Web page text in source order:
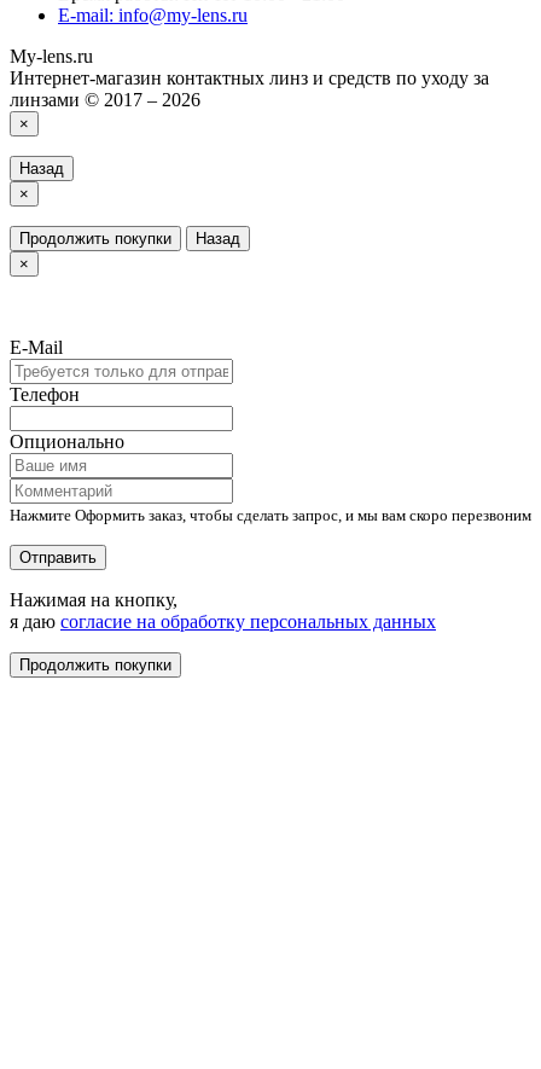
E-mail: info@my-lens.ru
My-lens.ru
Интернет-магазин контактных линз и средств по уходу за
линзами © 2017 – 2026
×
Назад
×
Продолжить покупки
Назад
×
E-Mail
Телефон
Опционально
Нажмите Оформить заказ, чтобы сделать запрос, и мы вам скоро перезвоним
Отправить
Нажимая на кнопку,
я даю согласие на обработку персональных данных
Продолжить покупки